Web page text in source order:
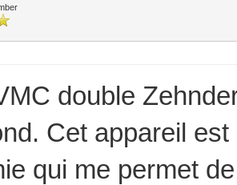
double
Cet appareil
qui me permet